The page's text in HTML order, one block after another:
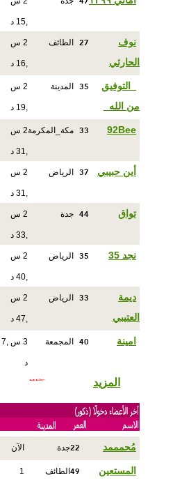
,15 د
نوف
الحارثي
27 الطائف 2 س
,16 د
_التوفيق
من الله_
35 المدينة 2 س
,19 د
92Bee
33 مكة_المكرمة 2 س
,31 د
أين حبيبي 37 الرياض 2 س
,31 د
تواق 44 جدة 2 س
,33 د
نجد 35 35 الرياض 2 س
,40 د
ديمة
العتيبي
33 الرياض 2 س
,47 د
امينة 40 المجمعة 3 س ,7
د
المزيد
مُحمممد 22جدة الآن
المستعين
49 الطائف 1